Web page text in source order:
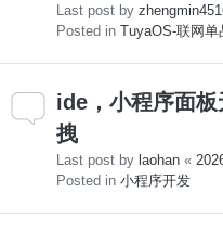
Last post by
Posted in TuyaOS-联网单
ide，小程序面
拽
Last post by laohan «
Posted in 小程序开发